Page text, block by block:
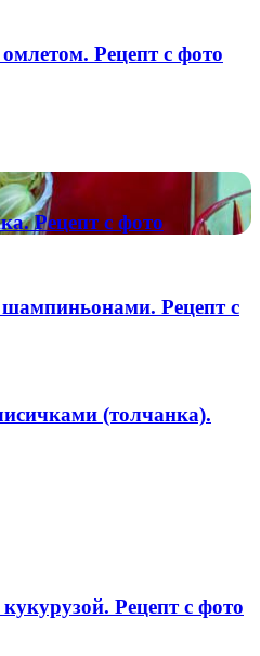
Рецепт с фото
Рецепт с фото
Рецепт с
(толчанка).
Рецепт с фото